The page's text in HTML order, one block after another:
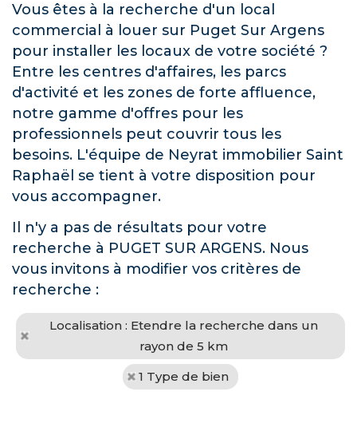
Vous êtes à la recherche d'un local
commercial à louer sur Puget Sur Argens
pour installer les locaux de votre société ?
Entre les centres d'affaires, les parcs
d'activité et les zones de forte affluence,
notre gamme d'offres pour les
professionnels peut couvrir tous les
besoins. L'équipe de Neyrat immobilier Saint
Raphaël se tient à votre disposition pour
vous accompagner.
Il n'y a pas de résultats pour votre
recherche à PUGET SUR ARGENS. Nous
vous invitons à modifier vos critères de
recherche :
Localisation : Etendre la recherche dans un
rayon de 5 km
1 Type de bien